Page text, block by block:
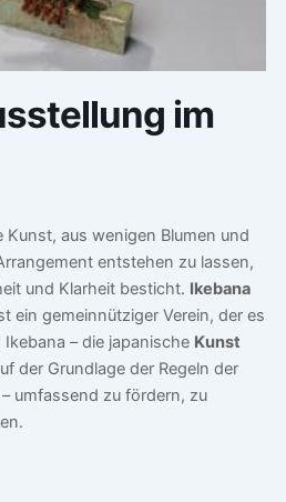
im
Kunst, aus wenigen Blumen und
entstehen zu lassen,
und Klarheit besticht. Ikebana
ein gemeinnütziger Verein, der es
– die japanische Kunst
der Grundlage der Regeln der
umfassend zu fördern, zu